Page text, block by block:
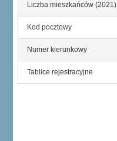
Liczba mieszkańców (2021)
Kod pocztowy
Numer kierunkowy
Tablice rejestracyjne